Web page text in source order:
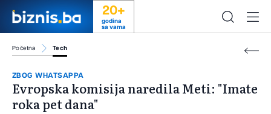
20+
godina
sa vama
Početna Tech
ZBOG WHATSAPPA
Evropska komisija naredila Meti: "Imate
roka pet dana"